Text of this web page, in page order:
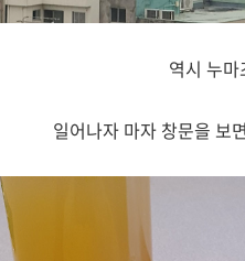
역시 누마
일어나자 마자 창문을 보